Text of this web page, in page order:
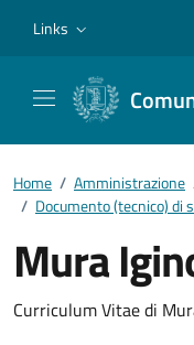
Links
Home / Amministrazione
/ Documento (tecnico) di
Mura
Dettagli del
Curriculum Vitae di